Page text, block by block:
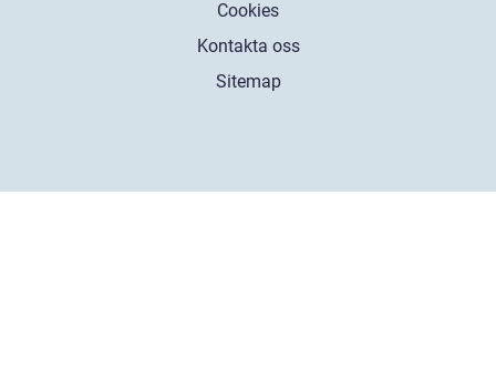
Cookies
Kontakta oss
Sitemap